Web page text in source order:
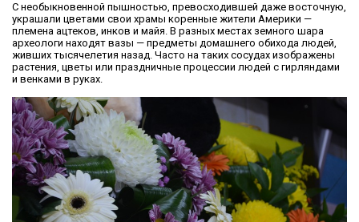
С необыкновенной пышностью, превосходившей даже восточную,
украшали цветами свои храмы коренные жители Америки —
племена ацтеков, инков и майя. В разных местах земного шара
археологи находят вазы — предметы домашнего обихода людей,
живших тысячелетия назад. Часто на таких сосудах изображены
растения, цветы или праздничные процессии людей с гирляндами
и венками в руках.